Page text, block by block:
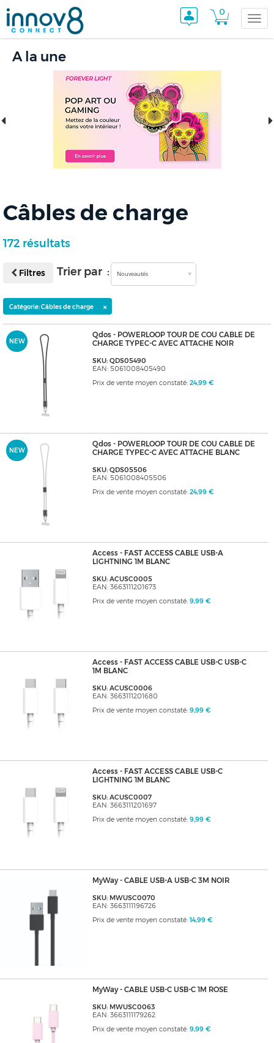
0
A la une
Câbles de charge
172 résultats
Filtres Trier par : Nouveautés
Catégorie: Câbles de charge ×
NEW
Qdos - POWERLOOP TOUR DE COU CABLE DE
CHARGE TYPEC-C AVEC ATTACHE NOIR
SKU: QDS05490
EAN: 5061008405490
Prix de vente moyen constaté: 24,99 €
NEW
Qdos - POWERLOOP TOUR DE COU CABLE DE
CHARGE TYPEC-C AVEC ATTACHE BLANC
SKU: QDS05506
EAN: 5061008405506
Prix de vente moyen constaté: 24,99 €
Access - FAST ACCESS CABLE USB-A
LIGHTNING 1M BLANC
SKU: ACUSC0005
EAN: 3663111201673
Prix de vente moyen constaté: 9,99 €
Access - FAST ACCESS CABLE USB-C USB-C
1M BLANC
SKU: ACUSC0006
EAN: 3663111201680
Prix de vente moyen constaté: 9,99 €
Access - FAST ACCESS CABLE USB-C
LIGHTNING 1M BLANC
SKU: ACUSC0007
EAN: 3663111201697
Prix de vente moyen constaté: 9,99 €
MyWay - CABLE USB-A USB-C 3M NOIR
SKU: MWUSC0070
EAN: 3663111196726
Prix de vente moyen constaté: 14,99 €
MyWay - CABLE USB-C USB-C 1M ROSE
SKU: MWUSC0063
EAN: 3663111179262
Prix de vente moyen constaté: 9,99 €